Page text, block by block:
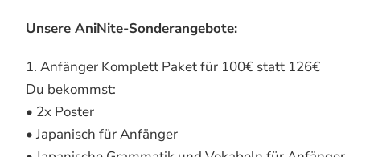
Unsere AniNite-Sonderangebote:
1. Anfänger Komplett Paket für 100€ statt 126€
Du bekommst:
• 2x Poster
• Japanisch für Anfänger